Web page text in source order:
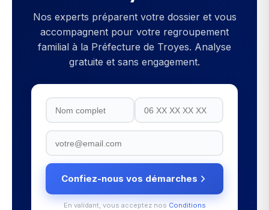
Nos experts préparent votre dossier et vous
accompagnent pour votre regroupement
familial à la Préfecture de Troyes. Analyse
gratuite et sans engagement.
Confiez-nous vos démarches
En validant, vous acceptez nos Conditions